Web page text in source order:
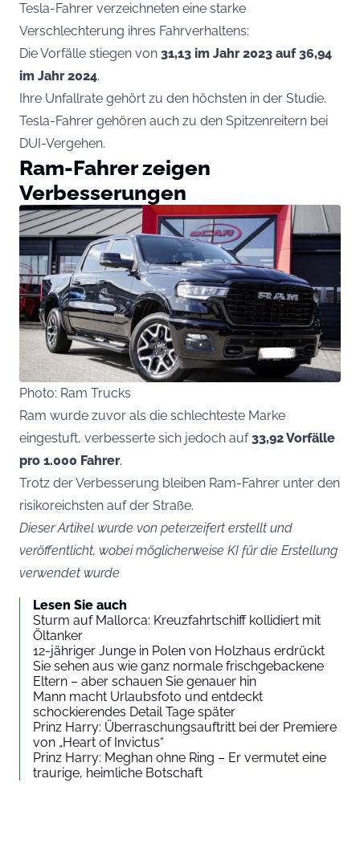
Tesla-Fahrer verzeichneten eine starke
Verschlechterung ihres Fahrverhaltens:
Die Vorfälle stiegen von 31,13 im Jahr 2023 auf 36,94
im Jahr 2024.
Ihre Unfallrate gehört zu den höchsten in der Studie.
Tesla-Fahrer gehören auch zu den Spitzenreitern bei
DUI-Vergehen.
Ram-Fahrer zeigen
Verbesserungen
Photo: Ram Trucks
Ram wurde zuvor als die schlechteste Marke
eingestuft, verbesserte sich jedoch auf33,92 Vorfälle
pro 1.000 Fahrer.
Trotz der Verbesserung bleiben Ram-Fahrer unter den
risikoreichsten auf der Straße.
Dieser Artikel wurde von peterzeifert erstellt und
veröffentlicht, wobei möglicherweise KI für die Erstellung
verwendet wurde
Lesen Sie auch
Sturm auf Mallorca: Kreuzfahrtschiff kollidiert mit
Öltanker
12-jähriger Junge in Polen von Holzhaus erdrückt
Sie sehen aus wie ganz normale frischgebackene
Eltern – aber schauen Sie genauer hin
Mann macht Urlaubsfoto und entdeckt
schockierendes Detail Tage später
Prinz Harry: Überraschungsauftritt bei der Premiere
von „Heart of Invictus“
Prinz Harry: Meghan ohne Ring – Er vermutet eine
traurige, heimliche Botschaft